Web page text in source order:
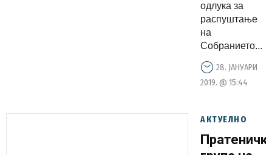
одлука за
распуштање
на
Собранието...
28. ЈАНУАРИ
2019. @ 15:44
АКТУЕЛНО